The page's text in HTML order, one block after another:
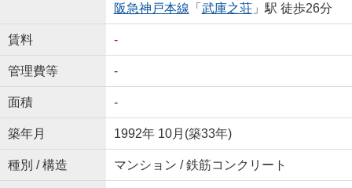
阪急神戸本線 「 武庫之荘」駅 徒歩26分
賃料 -
管理費等 -
面積 -
築年月 1992年 10月(築33年)
種別 / 構造 マンション / 鉄筋コンクリート